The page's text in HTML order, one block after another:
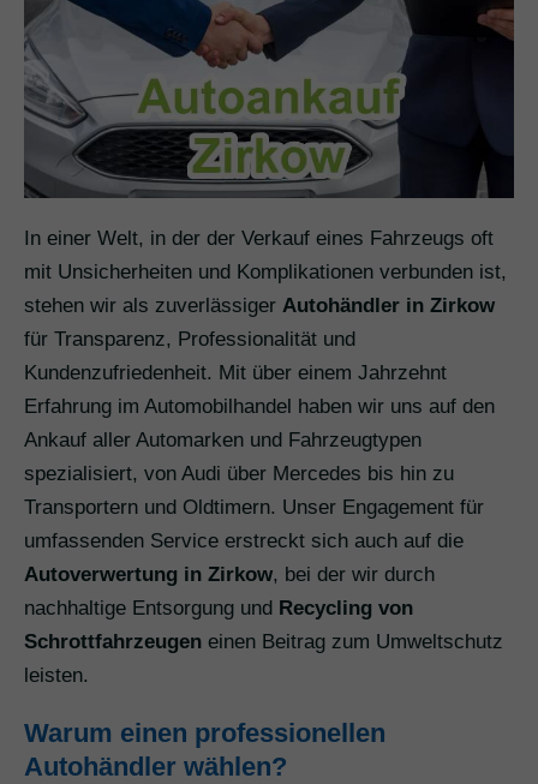
In einer Welt, in der der Verkauf eines Fahrzeugs oft
mit Unsicherheiten und Komplikationen verbunden ist,
stehen wir als zuverlässiger Autohändler in Zirkow
für Transparenz, Professionalität und
Kundenzufriedenheit. Mit über einem Jahrzehnt
Erfahrung im Automobilhandel haben wir uns auf den
Ankauf aller Automarken und Fahrzeugtypen
spezialisiert, von Audi über Mercedes bis hin zu
Transportern und Oldtimern. Unser Engagement für
umfassenden Service erstreckt sich auch auf die
Autoverwertung in Zirkow, bei der wir durch
nachhaltige Entsorgung und Recycling von
Schrottfahrzeugen einen Beitrag zum Umweltschutz
leisten.
Warum einen professionellen
Autohändler wählen?